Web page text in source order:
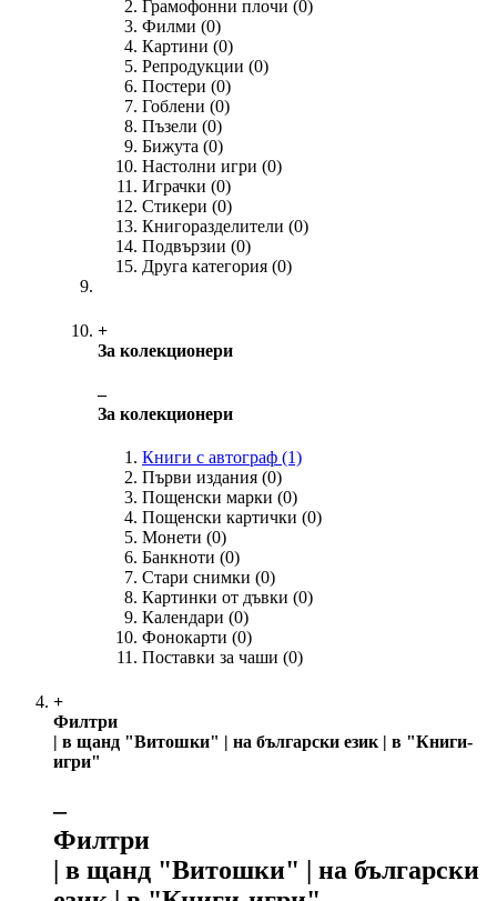
Грамофонни плочи (0)
Филми (0)
Картини (0)
Репродукции (0)
Постери (0)
Гоблени (0)
Пъзели (0)
Бижута (0)
Настолни игри (0)
Играчки (0)
Стикери (0)
Книгоразделители (0)
Подвързии (0)
Друга категория (0)
+
За колекционери
‒
За колекционери
Книги с автограф (1)
Първи издания (0)
Пощенски марки (0)
Пощенски картички (0)
Монети (0)
Банкноти (0)
Стари снимки (0)
Картинки от дъвки (0)
Календари (0)
Фонокарти (0)
Поставки за чаши (0)
+
Филтри
| в щанд "Витошки" | на български език | в "Книги-
игри"
‒
Филтри
| в щанд "Витошки" | на български